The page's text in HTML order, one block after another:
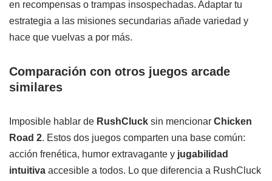
en recompensas o trampas insospechadas. Adaptar tu
estrategia a las misiones secundarias añade variedad y
hace que vuelvas a por más.
Comparación con otros juegos arcade
similares
Imposible hablar de RushCluck sin mencionar Chicken
Road 2. Estos dos juegos comparten una base común:
acción frenética, humor extravagante y jugabilidad
intuitiva accesible a todos. Lo que diferencia a RushCluck